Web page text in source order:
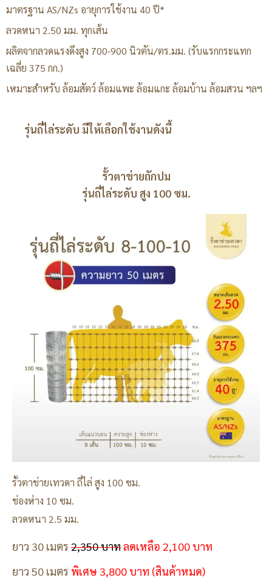
มาตรฐาน AS/NZs อายุการใช้งาน 40 ปี*
ลวดหนา 2.50 มม. ทุกเส้น
ผลิตจากลวดแรงดึงสูง 700-900 นิวตัน/ตร.มม. (รับแรกกระแทก
เฉลี่ย 375 กก.)
เหมาะสำหรับ ล้อมสัตว์ ล้อมแพะ ล้อมแกะ ล้อมบ้าน ล้อมสวน ฯลฯ
รุ่นถี่ไล่ระดับ มีให้เลือกใช้งานดังนี้
รั้วตาข่ายถักปม
รุ่นถี่ไล่ระดับ สูง 100 ซม.
รั้วตาข่ายเทวดา ถี่ไล่ สูง 100 ซม.
ช่องห่าง 10 ซม.
ลวดหนา 2.5 มม.
ยาว 30 เมตร 2,350 บาทลดเหลือ 2,100 บาท
ยาว 50 เมตร พิเศษ 3,800 บาท (สินค้าหมด)